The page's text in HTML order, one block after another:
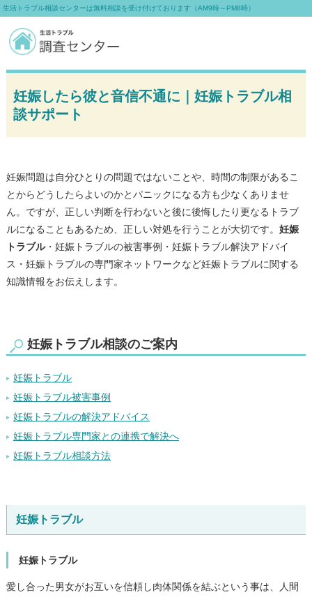
妊娠したら彼と音信不通に｜妊娠トラブル相
談サポート
妊娠問題は自分ひとりの問題ではないことや、時間の制限があるこ
とからどうしたらよいのかとパニックになる方も少なくありませ
ん。ですが、正しい判断を行わないと後に後悔したり更なるトラブ
ルになることもあるため、正しい対処を行うことが大切です。 妊娠
トラブル・妊娠トラブルの被害事例・妊娠トラブル解決アドバイ
ス・妊娠トラブルの専門家ネットワークなど妊娠トラブルに関する
知識情報をお伝えします。
妊娠トラブル相談のご案内
妊娠トラブル
妊娠トラブル被害事例
妊娠トラブルの解決アドバイス
妊娠トラブル専門家との連携で解決へ
妊娠トラブル相談方法
妊娠トラブル
妊娠トラブル
愛し合った男女がお互いを信頼し肉体関係を結ぶという事は、人間
生活トラブル相談センターは無料相談を受け付けております（AM9時～PM8時）